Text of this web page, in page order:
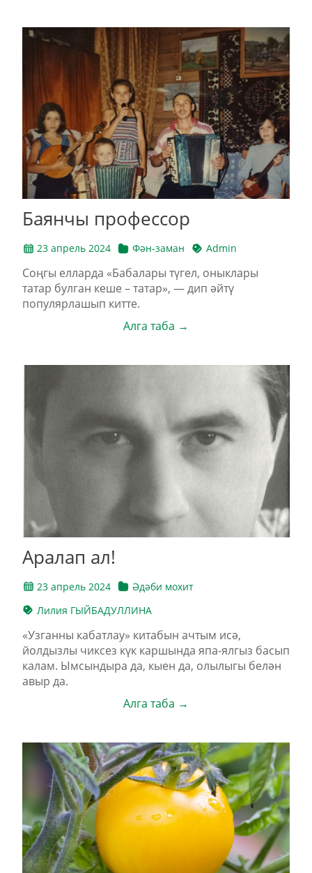
Баянчы профессор
23 апрель 2024 Фән-заман Admin
Соңгы елларда «Бабалары түгел, оныклары
татар булган кеше – татар», — дип әйтү
популярлашып китте.
Алга таба →
Аралап ал!
23 апрель 2024
Әдәби мохит
Лилия ГЫЙБАДУЛЛИНА
«Узганны кабатлау» китабын ачтым исә,
йолдызлы чиксез күк каршында япа-ялгыз басып
калам. Ымсындыра да, кыен да, олылыгы белән
авыр да.
Алга таба →